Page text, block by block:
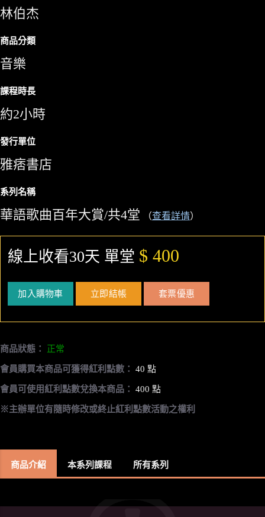
林伯杰
商品分類
音樂
課程時長
約2小時
發行單位
雅痞書店
系列名稱
華語歌曲百年大賞/共4堂 （查看詳情）
線上收看30天 單堂 $ 400
加入購物車 立即結帳 套票優惠
商品狀態： 正常
會員購買本商品可獲得紅利點數： 40 點
會員可使用紅利點數兌換本商品： 400 點
※主辦單位有隨時修改或終止紅利點數活動之權利
商品介紹 本系列課程 所有系列